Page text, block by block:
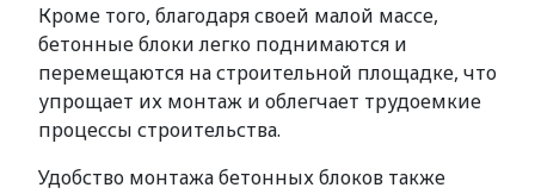
Кроме того, благодаря своей малой массе,
бетонные блоки легко поднимаются и
перемещаются на строительной площадке, что
упрощает их монтаж и облегчает трудоемкие
процессы строительства.
Удобство монтажа бетонных блоков также